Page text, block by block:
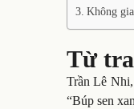
Không
Từ
Trần Lê
“Búp sen